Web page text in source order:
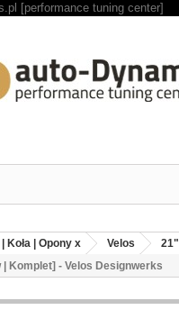
Koła | Opony x Velos 21"
| Komplet] - Velos Designwerks